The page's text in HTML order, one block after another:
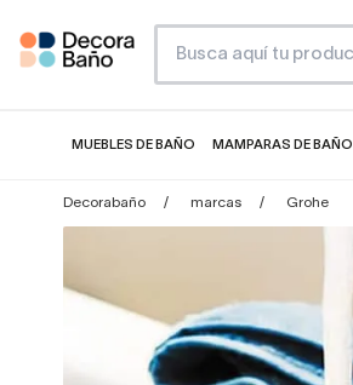
MUEBLES DE BAÑO MAMPARAS DE BAÑO
Decorabaño marcas Grohe